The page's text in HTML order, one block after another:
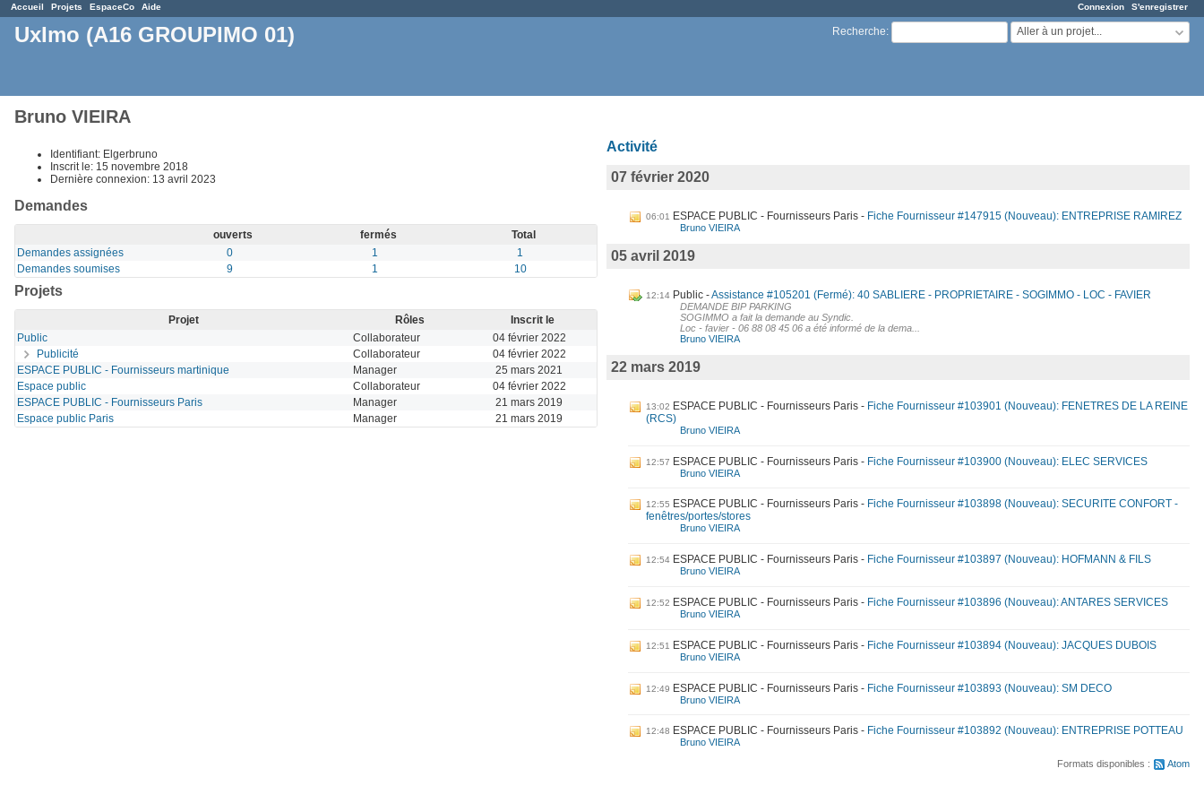
Connexion S'enregistrer
Accueil Projets EspaceCo Aide
Recherche: Aller à un projet...
UxImo (A16 GROUPIMO 01)
Bruno VIEIRA
Identifiant: Elgerbruno
Inscrit le: 15 novembre 2018
Dernière connexion: 13 avril 2023
Demandes
ouverts fermés
Total
Demandes assignées
0 1
1
Demandes soumises
9 1 10
Projets
Projet Rôles
Inscrit le
Public
Collaborateur
04 février 2022
Publicité
Collaborateur
04 février 2022
ESPACE PUBLIC - Fournisseurs martinique
Manager
25 mars 2021
Espace public
Collaborateur
04 février 2022
ESPACE PUBLIC - Fournisseurs Paris
Manager
21 mars 2019
Espace public Paris
Manager 21 mars 2019
Activité
07 février 2020
06:01 ESPACE PUBLIC - Fournisseurs Paris Fiche Fournisseur #147915 (Nouveau): ENTREPRISE RAMIREZ
Bruno VIEIRA
05 avril 2019
12:14 Public Assistance #105201 (Fermé): 40 SABLIERE - PROPRIETAIRE - SOGIMMO - LOC - FAVIER
DEMANDE BIP PARKING
SOGIMMO a fait la demande au Syndic.
Loc - favier - 06 88 08 45 06 a été informé de la dema...
Bruno VIEIRA
22 mars 2019
13:02 ESPACE PUBLIC - Fournisseurs Paris
Fiche Fournisseur #103901 (Nouveau): FENETRES DE LA REINE
(RCS)
Bruno VIEIRA
12:57 ESPACE PUBLIC - Fournisseurs Paris Fiche Fournisseur #103900 (Nouveau): ELEC SERVICES
Bruno VIEIRA
12:55 ESPACE PUBLIC - Fournisseurs Paris
Fiche Fournisseur #103898 (Nouveau): SECURITE CONFORT -
fenêtres/portes/stores
Bruno VIEIRA
12:54 ESPACE PUBLIC - Fournisseurs Paris Fiche Fournisseur #103897 (Nouveau): HOFMANN & FILS
Bruno VIEIRA
12:52 ESPACE PUBLIC - Fournisseurs Paris Fiche Fournisseur #103896 (Nouveau): ANTARES SERVICES
Bruno VIEIRA
12:51 ESPACE PUBLIC - Fournisseurs Paris Fiche Fournisseur #103894 (Nouveau): JACQUES DUBOIS
Bruno VIEIRA
12:49 ESPACE PUBLIC - Fournisseurs Paris Fiche Fournisseur #103893 (Nouveau): SM DECO
Bruno VIEIRA
12:48 ESPACE PUBLIC - Fournisseurs Paris Fiche Fournisseur #103892 (Nouveau): ENTREPRISE POTTEAU
Bruno VIEIRA
Formats disponibles :
Atom